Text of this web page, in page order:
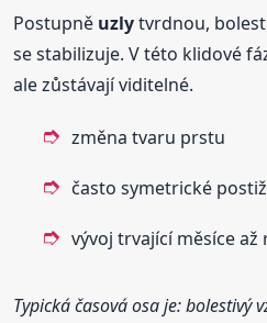
Postupně uzlytvrdnou,
se stabilizuje. V této klidové
ale zůstávají viditelné.
změna tvaru prstu
často symetrické
vývoj trvající měsíce až
Typická časová osa je: